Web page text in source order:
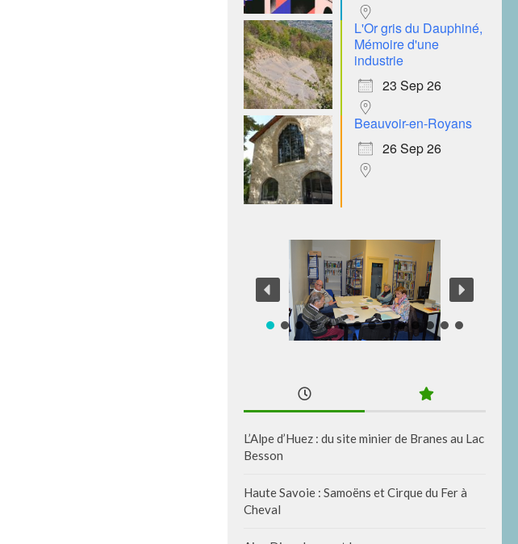
L'Or gris du Dauphiné,
Mémoire d'une
industrie
23 Sep 26
Beauvoir-en-Royans
26 Sep 26
L’Alpe d’Huez : du site minier de Branes au Lac
Besson
Haute Savoie : Samoëns et Cirque du Fer à
Cheval